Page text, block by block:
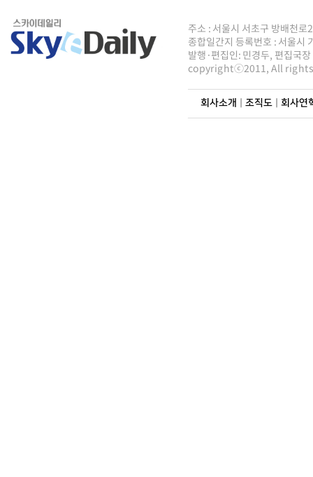
주소 : 서울시 서초구 방배천
종합일간지 등록번호 : 서울
발행·편집인: 민경두, 편집국
copyrightⓒ2011, All rights
회사소개 조직도| 회사연